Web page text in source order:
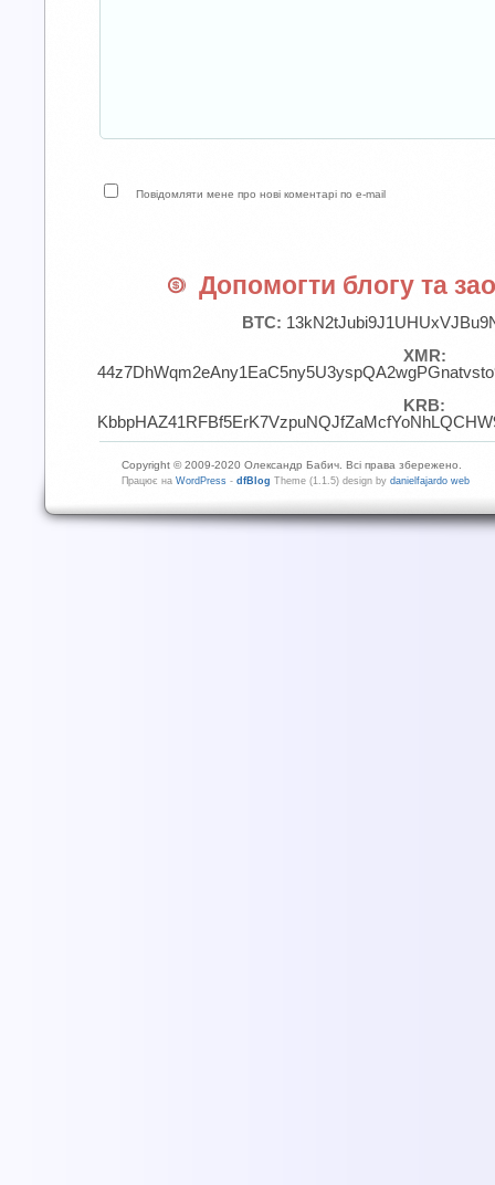
Повідомляти мене про нові коментарі по e-mail
Допомогти блогу та
BTC:
XMR:
KRB:
Copyright © 2009-2020 Олександр Бабич. Всі права збережено.
Працює на WordPress - dfBlog Theme (1.1.5) design by danielfajardo web